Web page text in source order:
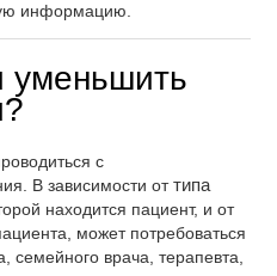
информацию.
уменьшить
с
В зависимости оттипа
находится пациент, и от
может потребоваться
семейного врача, терапевта,